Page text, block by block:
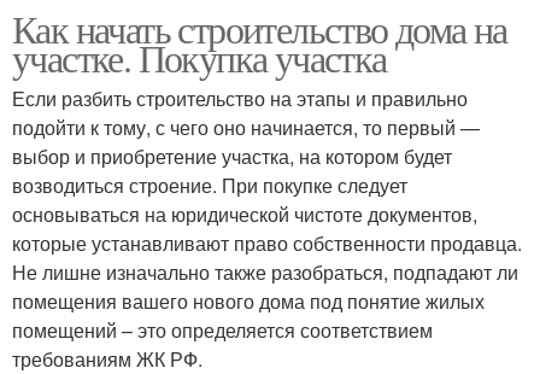
Как начать строительство дома на
участке. Покупка участка
Если разбить строительство на этапы и правильно
подойти к тому, с чего оно начинается, то первый —
выбор и приобретение участка, на котором будет
возводиться строение. При покупке следует
основываться на юридической чистоте документов,
которые устанавливают право собственности продавца.
Не лишне изначально также разобраться, подпадают ли
помещения вашего нового дома под понятие жилых
помещений – это определяется соответствием
требованиям ЖК РФ.